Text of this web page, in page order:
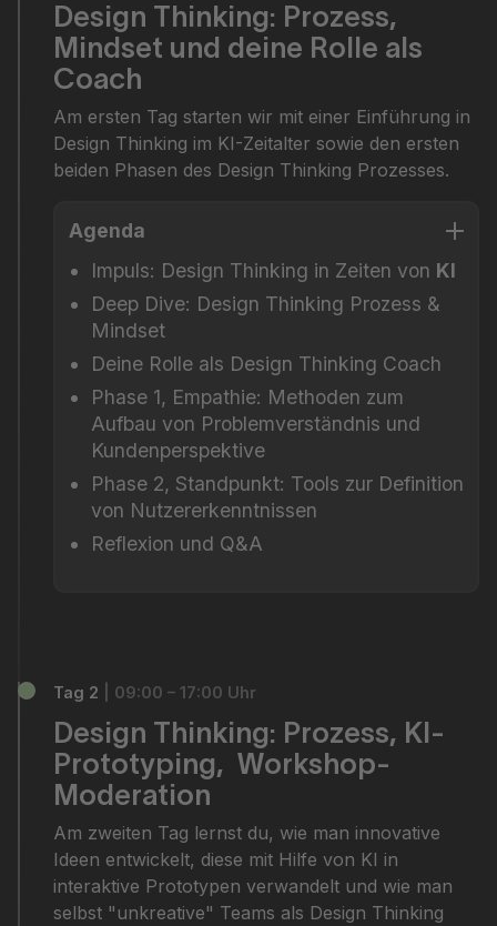
Design Thinking: Prozess,
Mindset und deine Rolle als
Coach
Am ersten Tag starten wir mit einer Einführung in
Design Thinking im KI-Zeitalter sowie den ersten
beiden Phasen des Design Thinking Prozesses.
Agenda
Impuls: Design Thinking in Zeiten von KI
Deep Dive: Design Thinking Prozess &
Mindset
Deine Rolle als Design Thinking Coach
Phase 1, Empathie: Methoden zum
Aufbau von Problemverständnis und
Kundenperspektive
Phase 2, Standpunkt: Tools zur Definition
von Nutzererkenntnissen
Reflexion und Q&A
Tag 2 | 09:00 – 17:00 Uhr
Design Thinking: Prozess, KI-
Prototyping, Workshop-
Moderation
Am zweiten Tag lernst du, wie man innovative
Ideen entwickelt, diese mit Hilfe von KI in
interaktive Prototypen verwandelt und wie man
selbst "unkreative" Teams als Design Thinking